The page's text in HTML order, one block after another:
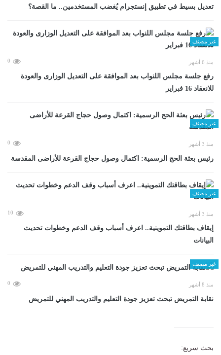
تعديل بسيط في تطبيق إنستجرام يُغضب المستخدمين.. ما القصة؟
غير مصنف
منذ 6 أشهر 0
رفع جلسة مجلس اللنواب بعد الموافقة على التعديل الوزارى والعودة
للانعقاد 16 فبراير
غير مصنف
منذ 3 أشهر 0
رئيس بعثة الحج الرسمية: اكتمال وصول حجاج القرعة للأراضى المقدسة
غير مصنف
منذ 3 أشهر 10
إيقاف بطاقتك التموينية.. اعرف أسباب وقف الدعم وخطوات تحديث
البيانات
غير مصنف
منذ 8 أشهر 0
نقابة التمريض تبحث تعزيز جودة التعليم والتدريب المهني للتمريض
بحث سريع: